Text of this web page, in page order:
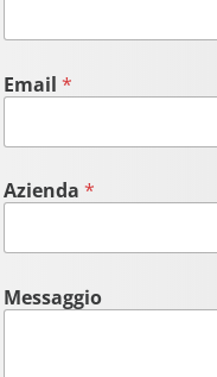
Email *
Azienda *
Messaggio